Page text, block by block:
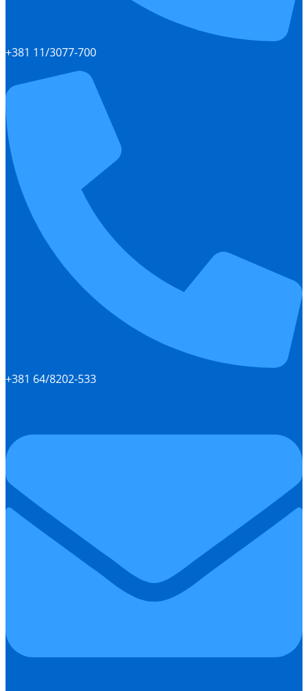
+381 11/3077-700
+381 64/8202-533